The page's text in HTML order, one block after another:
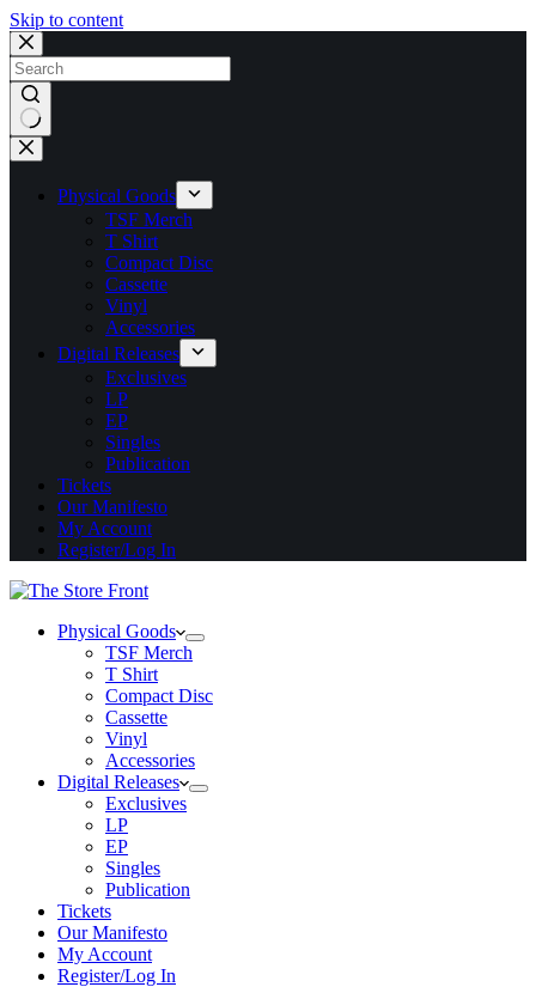
Skip to content
No
results
Physical Goods
TSF Merch
T Shirt
Compact Disc
Cassette
Vinyl
Accessories
Digital Releases
Exclusives
LP
EP
Singles
Publication
Tickets
Our Manifesto
My Account
Register/Log In
Physical Goods
TSF Merch
T Shirt
Compact Disc
Cassette
Vinyl
Accessories
Digital Releases
Exclusives
LP
EP
Singles
Publication
Tickets
Our Manifesto
My Account
Register/Log In